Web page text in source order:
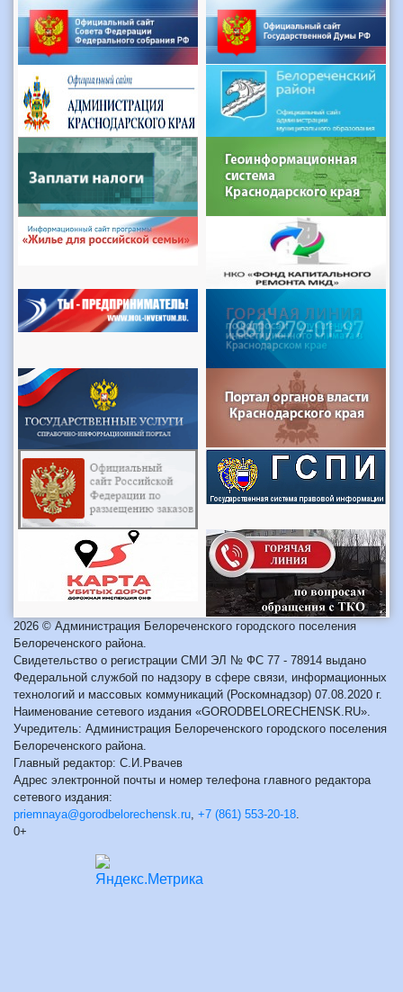
2026 © Администрация Белореченского городского поселения
Белореченского района.
Свидетельство о регистрации СМИ ЭЛ № ФС 77 - 78914 выдано
Федеральной службой по надзору в сфере связи, информационных
технологий и массовых коммуникаций (Роскомнадзор) 07.08.2020 г.
Наименование сетевого издания «GORODBELORECHENSK.RU».
Учредитель: Администрация Белореченского городского поселения
Белореченского района.
Главный редактор: С.И.Рвачев
Адрес электронной почты и номер телефона главного редактора
сетевого издания:
priemnaya@gorodbelorechensk.ru +7 (861) 553-20-18
0+